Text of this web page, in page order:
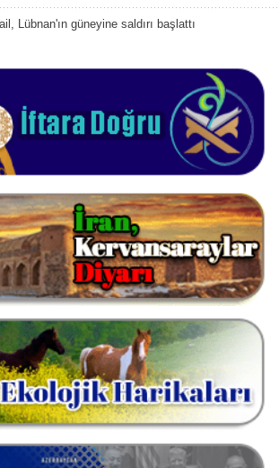
Lübnan'ın güneyine saldırı başlattı